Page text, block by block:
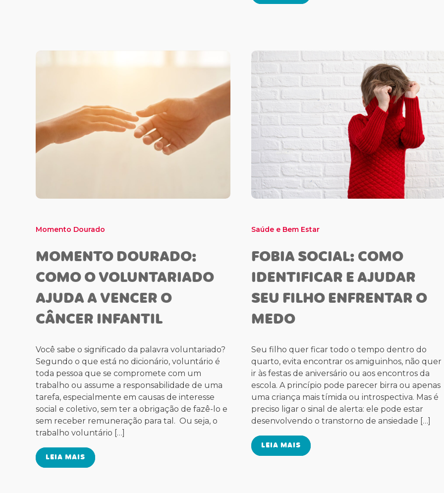
Momento Dourado
MOMENTO DOURADO:
COMO O VOLUNTARIADO
AJUDA A VENCER O
CÂNCER INFANTIL
Você sabe o significado da palavra voluntariado?
Segundo o que está no dicionário, voluntário é
toda pessoa que se compromete com um
trabalho ou assume a responsabilidade de uma
tarefa, especialmente em causas de interesse
social e coletivo, sem ter a obrigação de fazê-lo e
sem receber remuneração para tal. Ou seja, o
trabalho voluntário […]
LEIA MAIS
Saúde e Bem Estar
FOBIA SOCIAL: COMO
IDENTIFICAR E AJUDAR
SEU FILHO ENFRENTAR O
MEDO
Seu filho quer ficar todo o tempo dentro do
quarto, evita encontrar os amiguinhos, não quer
ir às festas de aniversário ou aos encontros da
escola. A princípio pode parecer birra ou apenas
uma criança mais tímida ou introspectiva. Mas é
preciso ligar o sinal de alerta: ele pode estar
desenvolvendo o transtorno de ansiedade […]
LEIA MAIS